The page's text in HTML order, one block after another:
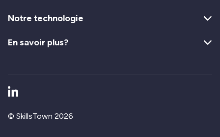
Notre technologie
En savoir plus?
Go to LinkedIn
© SkillsTown 2026